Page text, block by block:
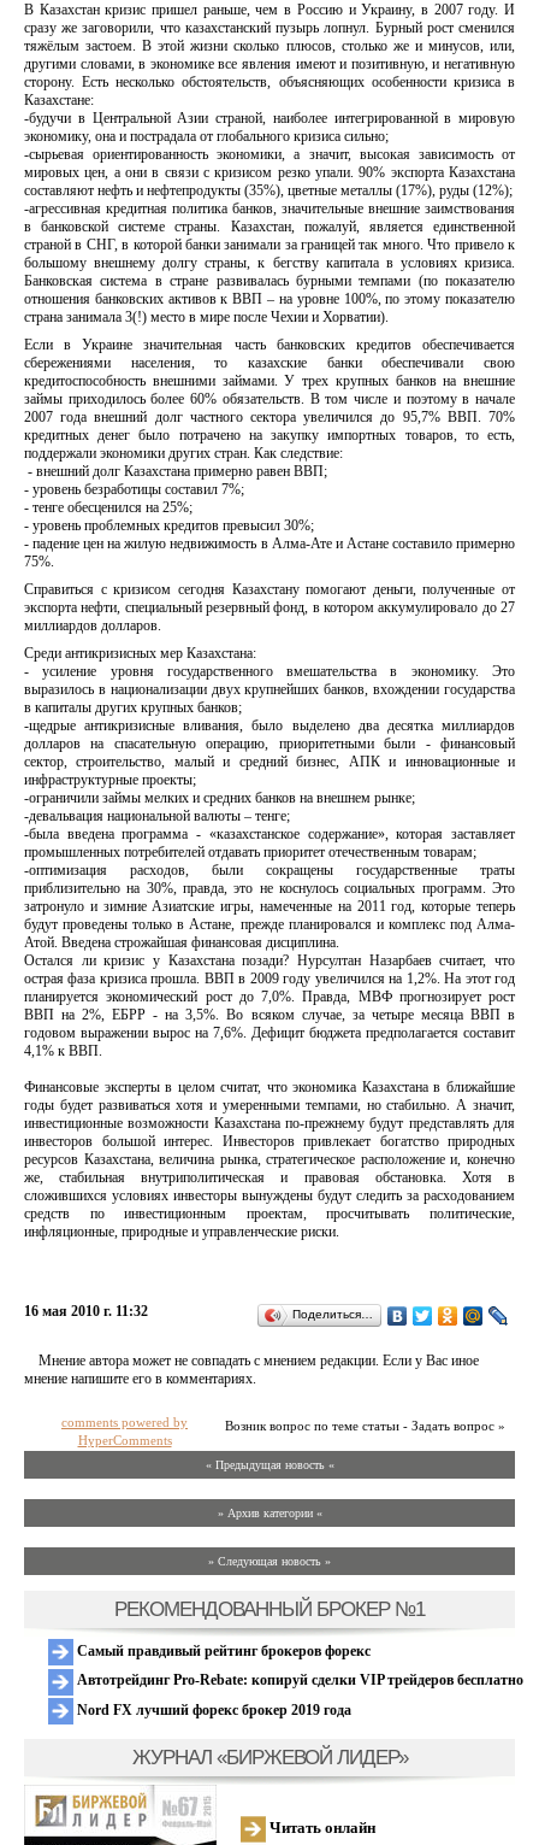
В Казахстан кризис пришел раньше, чем в Россию и Украину, в 2007 году. И
сразу же заговорили, что казахстанский пузырь лопнул. Бурный рост сменился
тяжёлым застоем. В этой жизни сколько плюсов, столько же и минусов, или,
другими словами, в экономике все явления имеют и позитивную, и негативную
сторону. Есть несколько обстоятельств, объясняющих особенности кризиса в
Казахстане:
-будучи в Центральной Азии страной, наиболее интегрированной в мировую
экономику, она и пострадала от глобального кризиса сильно;
-сырьевая ориентированность экономики, а значит, высокая зависимость от
мировых цен, а они в связи с кризисом резко упали. 90% экспорта Казахстана
составляют нефть и нефтепродукты (35%), цветные металлы (17%), руды (12%);
-агрессивная кредитная политика банков, значительные внешние заимствования
в банковской системе страны. Казахстан, пожалуй, является единственной
страной в СНГ, в которой банки занимали за границей так много. Что привело к
большому внешнему долгу страны, к бегству капитала в условиях кризиса.
Банковская система в стране развивалась бурными темпами (по показателю
отношения банковских активов к ВВП – на уровне 100%, по этому показателю
страна занимала 3(!) место в мире после Чехии и Хорватии).
Если в Украине значительная часть банковских кредитов обеспечивается
сбережениями населения, то казахские банки обеспечивали свою
кредитоспособность внешними займами. У трех крупных банков на внешние
займы приходилось более 60% обязательств. В том числе и поэтому в начале
2007 года внешний долг частного сектора увеличился до 95,7% ВВП. 70%
кредитных денег было потрачено на закупку импортных товаров, то есть,
поддержали экономики других стран. Как следствие:
- внешний долг Казахстана примерно равен ВВП;
- уровень безработицы составил 7%;
- тенге обесценился на 25%;
- уровень проблемных кредитов превысил 30%;
- падение цен на жилую недвижимость в Алма-Ате и Астане составило примерно
75%.
Справиться с кризисом сегодня Казахстану помогают деньги, полученные от
экспорта нефти, специальный резервный фонд, в котором аккумулировало до 27
миллиардов долларов.
Среди антикризисных мер Казахстана:
- усиление уровня государственного вмешательства в экономику. Это
выразилось в национализации двух крупнейших банков, вхождении государства
в капиталы других крупных банков;
-щедрые антикризисные вливания, было выделено два десятка миллиардов
долларов на спасательную операцию, приоритетными были - финансовый
сектор, строительство, малый и средний бизнес, АПК и инновационные и
инфраструктурные проекты;
-ограничили займы мелких и средних банков на внешнем рынке;
-девальвация национальной валюты – тенге;
-была введена программа - «казахстанское содержание», которая заставляет
промышленных потребителей отдавать приоритет отечественным товарам;
-оптимизация расходов, были сокращены государственные траты
приблизительно на 30%, правда, это не коснулось социальных программ. Это
затронуло и зимние Азиатские игры, намеченные на 2011 год, которые теперь
будут проведены только в Астане, прежде планировался и комплекс под Алма-
Атой. Введена строжайшая финансовая дисциплина.
Остался ли кризис у Казахстана позади? Нурсултан Назарбаев считает, что
острая фаза кризиса прошла. ВВП в 2009 году увеличился на 1,2%. На этот год
планируется экономический рост до 7,0%. Правда, МВФ прогнозирует рост
ВВП на 2%, ЕБРР - на 3,5%. Во всяком случае, за четыре месяца ВВП в
годовом выражении вырос на 7,6%. Дефицит бюджета предполагается составит
4,1% к ВВП.
Финансовые эксперты в целом считат, что экономика Казахстана в ближайшие
годы будет развиваться хотя и умеренными темпами, но стабильно. А значит,
инвестиционные возможности Казахстана по-прежнему будут представлять для
инвесторов большой интерес. Инвесторов привлекает богатство природных
ресурсов Казахстана, величина рынка, стратегическое расположение и, конечно
же, стабильная внутриполитическая и правовая обстановка. Хотя в
сложившихся условиях инвесторы вынуждены будут следить за расходованием
средств по инвестиционным проектам, просчитывать политические,
инфляционные, природные и управленческие риски.
16 мая 2010 г. 11:32 Поделиться…
Мнение автора может не совпадать с мнением редакции. Если у Вас иное
мнение напишите его в комментариях.
Возник вопрос по теме статьи - Задать вопрос »
comments powered by
HyperComments
« Предыдущая новость «
» Архив категории «
» Следующая новость »
РЕКОМЕНДОВАННЫЙ БРОКЕР №1
Самый правдивый рейтинг брокеров форекс
Автотрейдинг Pro-Rebate: копируй сделки VIP трейдеров бесплатно
Nord FX лучший форекс брокер 2019 года
ЖУРНАЛ «БИРЖЕВОЙ ЛИДЕР»
Читать онлайн